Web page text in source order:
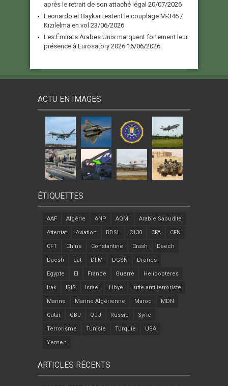
après le retrait de son attaché légal 20/07/2026
Leonardo et Baykar testent le couplage M-346 /
Kızılelma en vol 23/06/2026
Les Émirats Arabes Unis marquent fortement leur
présence à Eurosatory 2026 16/06/2026
ACTU EN IMAGES
ÉTIQUETTES
AAF Algérie ANP AQMI Arabie Saoudite
Attentat Aviation BDSL C130 CFA CFN
CFT Chine Constantine Crash Daech
Daesh dat DFM DGSN Drones
Egypte EI France Guerre Helicopteres
Irak ISIS Israel Libye lutte anti terroriste
Marine Marine Algérienne Maroc MDN
Qatar QBJ QJJ Russie Syrie
Terrorisme Tunisie Turquie USA
Yemen
ARTICLES RÉCENTS